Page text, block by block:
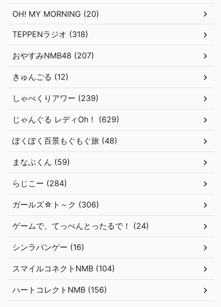
OH! MY MORNING (20)
TEPPENラジオ (318)
おやすみNMB48 (207)
きゅんごる (12)
しゃべくりアワー (239)
じゃんぐる レディOh！ (629)
ぽくぽく百景もぐもぐ旅 (48)
まなぶくん (59)
らじこー (284)
ガールズ☆ト～ク (306)
ゲームで、てっぺんとったるで！ (24)
シンラバンゲー (16)
スマイルコネクトNMB (104)
ハートコレクトNMB (156)